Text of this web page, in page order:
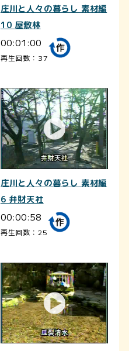
庄川と人々の暮らし 素材編
10 屋敷林
00:01:00
再生回数：37
庄川と人々の暮らし 素材編
6 弁財天社
00:00:58
再生回数：25